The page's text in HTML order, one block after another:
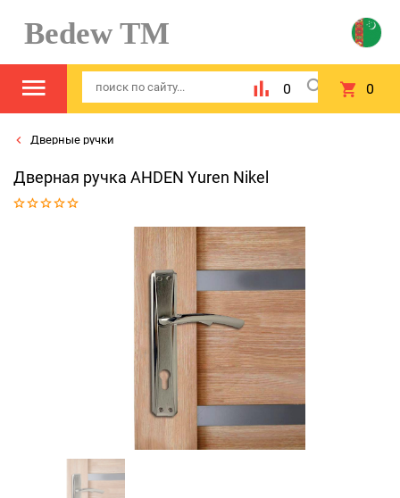
Bedew TM
0 0
Дверные ручки
Дверная ручка AHDEN Yuren Nikel